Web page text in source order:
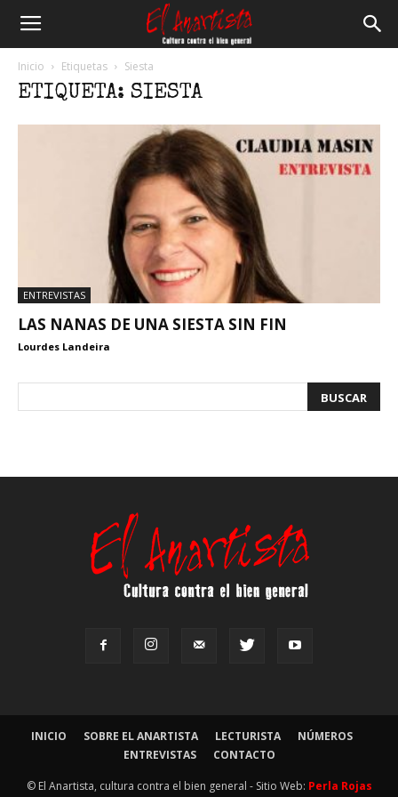
Inicio Etiquetas Siesta
ETIQUETA: SIESTA
ENTREVISTAS
LAS NANAS DE UNA SIESTA SIN FIN
Lourdes Landeira
INICIO SOBRE EL ANARTISTA LECTURISTA
NÚMEROS
ENTREVISTAS
CONTACTO
© El Anartista, cultura contra el bien general - Sitio Web: Perla Rojas